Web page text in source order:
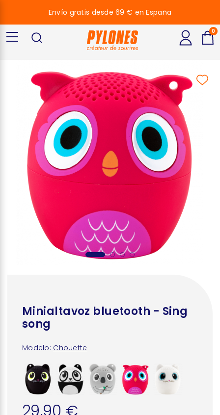
Minialtavoz bluetooth - Sing
song
Modelo: Chouette
Envío gratis desde 69 € en España
0